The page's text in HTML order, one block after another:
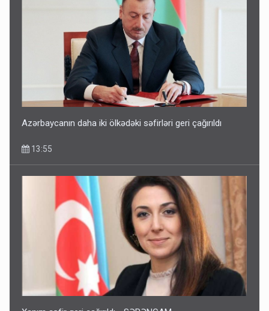
Azərbaycanın daha iki ölkədəki səfirləri geri çağırıldı
13:55